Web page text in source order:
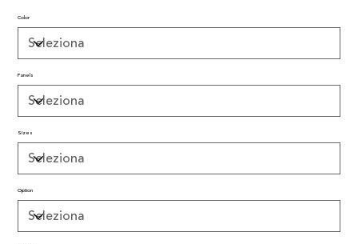
Color
Panels
Sizes
Option